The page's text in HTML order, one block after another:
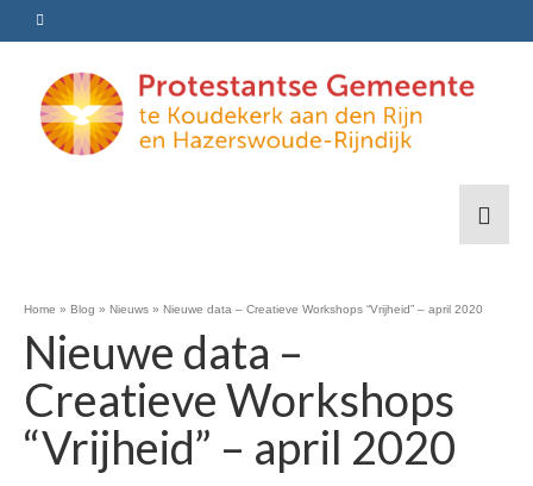
Home » Blog » Nieuws » Nieuwe data – Creatieve Workshops “Vrijheid” – april 2020
Nieuwe data –
Creatieve Workshops
“Vrijheid” – april 2020